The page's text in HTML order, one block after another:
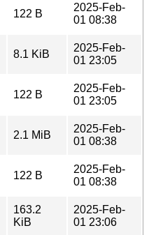
122 B
2025-Feb-
01 08:38
8.1 KiB
2025-Feb-
01 23:05
122 B
2025-Feb-
01 23:05
2.1 MiB
2025-Feb-
01 08:38
122 B
2025-Feb-
01 08:38
163.2
KiB
2025-Feb-
01 23:06